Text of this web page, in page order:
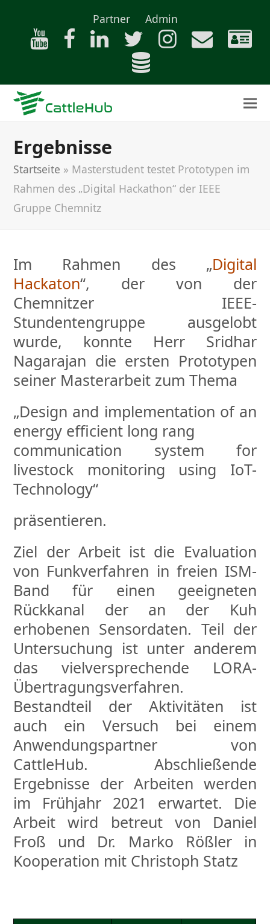
Partner Admin
Ergebnisse
Startseite » Masterstudent testet Prototypen im
Rahmen des „Digital Hackathon“ der IEEE
Gruppe Chemnitz
Im Rahmen des „Digital
Hackaton“, der von der
Chemnitzer IEEE-
Stundentengruppe ausgelobt
wurde, konnte Herr Sridhar
Nagarajan die ersten Prototypen
seiner Masterarbeit zum Thema
„Design and implementation of an
energy efficient long rang
communication system for
livestock monitoring using IoT-
Technology“
präsentieren.
Ziel der Arbeit ist die Evaluation
von Funkverfahren in freien ISM-
Band für einen geeigneten
Rückkanal der an der Kuh
erhobenen Sensordaten. Teil der
Untersuchung ist unter anderem
das vielversprechende LORA-
Übertragungsverfahren.
Bestandteil der Aktivitäten ist
auch ein Versuch bei einem
Anwendungspartner von
CattleHub. Abschließende
Ergebnisse der Arbeiten werden
im Frühjahr 2021 erwartet. Die
Arbeit wird betreut von Daniel
Froß und Dr. Marko Rößler in
Kooperation mit Christoph Statz